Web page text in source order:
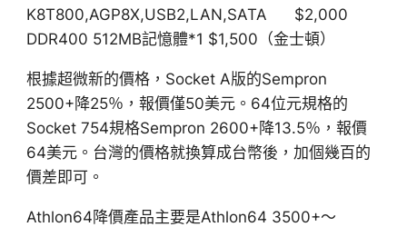
K8T800,AGP8X,USB2,LAN,SATA $2,000
DDR400 512MB記憶體*1 $1,500（金士頓）
根據超微新的價格，Socket A版的Sempron
2500+降25％，報價僅50美元。64位元規格的
Socket 754規格Sempron 2600+降13.5％，報價
64美元。台灣的價格就換算成台幣後，加個幾百的
價差即可。
Athlon64降價產品主要是Athlon64 3500+～